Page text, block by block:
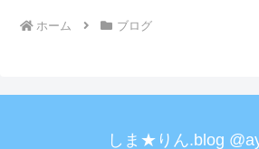
ホーム ブログ
しま★りん.blog